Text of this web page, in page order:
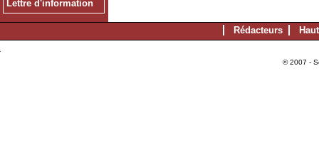
Lettre d'information
Rédacteurs
© 2007 -